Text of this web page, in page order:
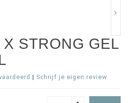
STRONG GEL
| Schrijf je eigen review